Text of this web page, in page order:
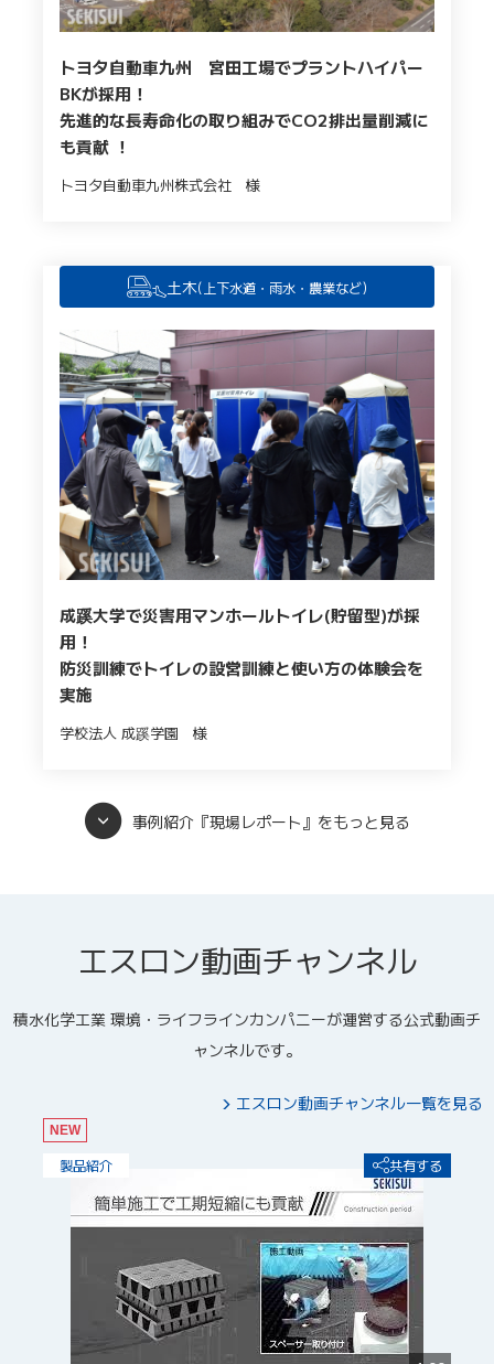
トヨタ自動車九州 宮田工場でプラントハイパー
BKが採用！
先進的な長寿命化の取り組みでCO2排出量削減に
も貢献 ！
トヨタ自動車九州株式会社 様
土木(上下水道・雨水・農業など)
成蹊大学で災害用マンホールトイレ(貯留型)が採
用！
防災訓練でトイレの設営訓練と使い方の体験会を
実施
学校法人 成蹊学園 様
事例紹介『現場レポート』をもっと見る
エスロン動画チャンネル
積水化学工業 環境・ライフラインカンパニーが運営する公式動画チ
ャンネルです。
エスロン動画チャンネル一覧を見る
NEW
製品紹介 共有する